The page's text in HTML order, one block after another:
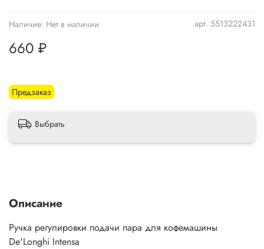
арт. 5513222431
Наличие: Нет в наличии
Предзаказ
660 ₽
Выбрать
Описание
Ручка регулировки подачи пара для кофемашины
De'Longhi Intensa